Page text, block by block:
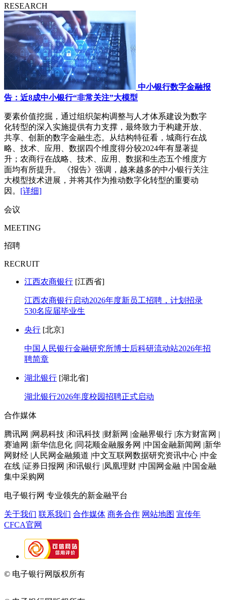
RESEARCH
中小银行数字金融报
告：近8成中小银行“非常关注”大模型
要素价值挖掘，通过组织架构调整与人才体系建设为数字
化转型的深入实施提供有力支撑，最终致力于构建开放、
共享、创新的数字金融生态。从结构特征看，城商行在战
略、技术、应用、数据四个维度得分较2024年有显著提
升；农商行在战略、技术、应用、数据和生态五个维度方
面均有所提升。 《报告》强调，越来越多的中小银行关注
大模型技术进展，并将其作为推动数字化转型的重要动
因。 [详细]
会议
MEETING
招聘
RECRUIT
江西农商银行 [江西省]
江西农商银行启动2026年度新员工招聘，计划招录
530名应届毕业生
央行 [北京]
中国人民银行金融研究所博士后科研流动站2026年招
聘简章
湖北银行 [湖北省]
湖北银行2026年度校园招聘正式启动
合作媒体
腾讯网 |网易科技 |和讯科技 |财新网 |金融界银行 |东方财富网 |
赛迪网 |新华信息化 |同花顺金融服务网 |中国金融新闻网 |新华
网财经 |人民网金融频道 |中文互联网数据研究资讯中心 |中金
在线 |证券日报网 |和讯银行 |凤凰理财 |中国网金融 |中国金融
集中采购网
电子银行网 专业领先的新金融平台
关于我们 联系我们 合作媒体 商务合作 网站地图 宣传年
CFCA官网
© 电子银行网版权所有